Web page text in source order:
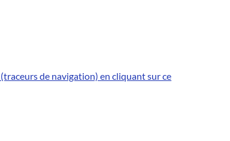
de navigation) en cliquant sur ce